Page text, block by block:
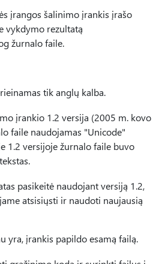
įrangos šalinimo įrankis įrašo
vykdymo rezultatą
žurnalo faile.
tik anglų kalba.
įrankio 1.2 versija (2005 m. kovo
faile naudojamas "Unicode"
1.2 versijoje žurnalo faile buvo
pasikeitė naudojant versiją 1.2,
atsisiųsti ir naudoti naujausią
yra, įrankis papildo esamą failą.